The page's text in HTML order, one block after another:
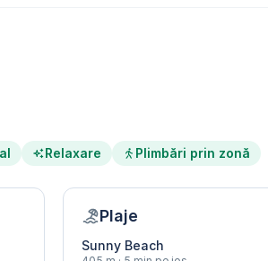
Relaxare Plimbări prin zonă
Plaje
Sunny Beach